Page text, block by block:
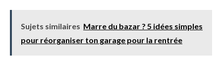
Sujets similaires Marre du bazar ? 5 idées simples
pour réorganiser ton garage pour la rentrée